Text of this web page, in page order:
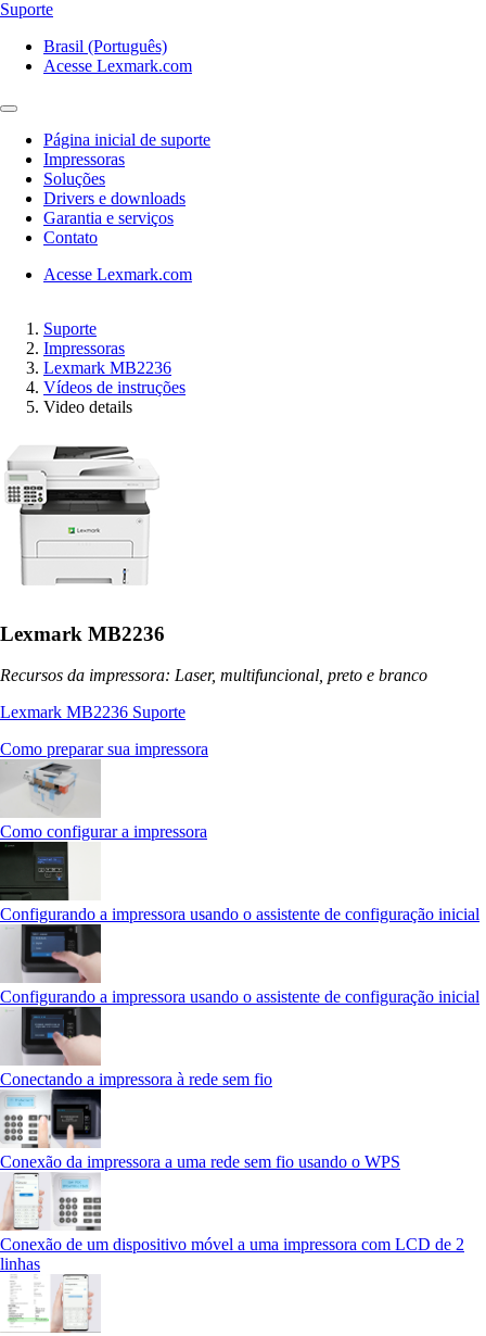
Suporte
Brasil (Português)
Acesse Lexmark.com
Página inicial de suporte
Impressoras
Soluções
Drivers e downloads
Garantia e serviços
Contato
Acesse Lexmark.com
Suporte
Impressoras
Lexmark MB2236
Vídeos de instruções
Video details
Lexmark MB2236
Recursos da impressora: Laser, multifuncional, preto e branco
Lexmark MB2236 Suporte
Como preparar sua impressora
Como configurar a impressora
Configurando a impressora usando o assistente de configuração inicial
Configurando a impressora usando o assistente de configuração inicial
Conectando a impressora à rede sem fio
Conexão da impressora a uma rede sem fio usando o WPS
Conexão de um dispositivo móvel a uma impressora com LCD de 2
linhas